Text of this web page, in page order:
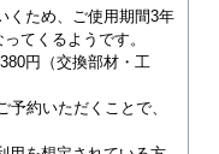
くため、ご使用期間3年
てくるようです。
円（交換部材・工
約いただくことで、